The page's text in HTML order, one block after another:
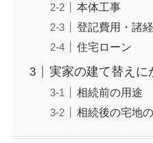
本体工事
登記費用・諸
住宅ローン
実家の建て替えに
相続前の用途
相続後の宅地